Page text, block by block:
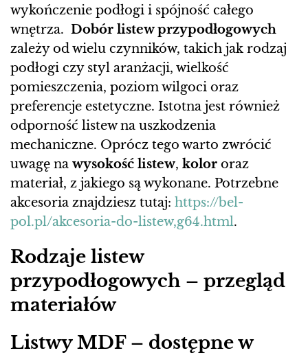
wykończenie podłogi i spójność całego
wnętrza. Dobór listew przypodłogowych
zależy od wielu czynników, takich jak rodzaj
podłogi czy styl aranżacji, wielkość
pomieszczenia, poziom wilgoci oraz
preferencje estetyczne. Istotna jest również
odporność listew na uszkodzenia
mechaniczne. Oprócz tego warto zwrócić
uwagę na wysokość listew, kolor oraz
materiał, z jakiego są wykonane. Potrzebne
akcesoria znajdziesz tutaj: https://bel-
pol.pl/akcesoria-do-listew,g64.html.
Rodzaje listew
przypodłogowych – przegląd
materiałów
Listwy MDF – dostępne w